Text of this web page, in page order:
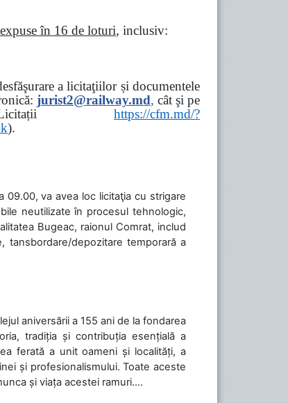
expuse în 16 de loturi, inclusiv:
a licitaţiilor și documentele
jurist2@railway.md, cât şi pe
→ Licitațiihttps://cfm.md/?
).
09.00, va avea loc licitaţia cu strigare
neutilizate în procesul tehnologic,
Bugeac, raionul Comrat, includ
tansbordare/depozitare temporară a
aniversării a 155 ani de la fondarea
tradiția și contribuția esențială a
ferată a unit oameni și localități, a
și profesionalismului. Toate aceste
și viața acestei ramuri....